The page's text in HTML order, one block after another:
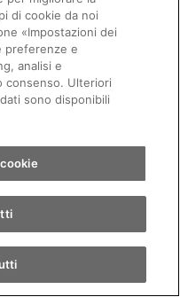
di cookie da noi
«Impostazioni dei
preferenze e
analisi e
consenso. Ulteriori
sono disponibili